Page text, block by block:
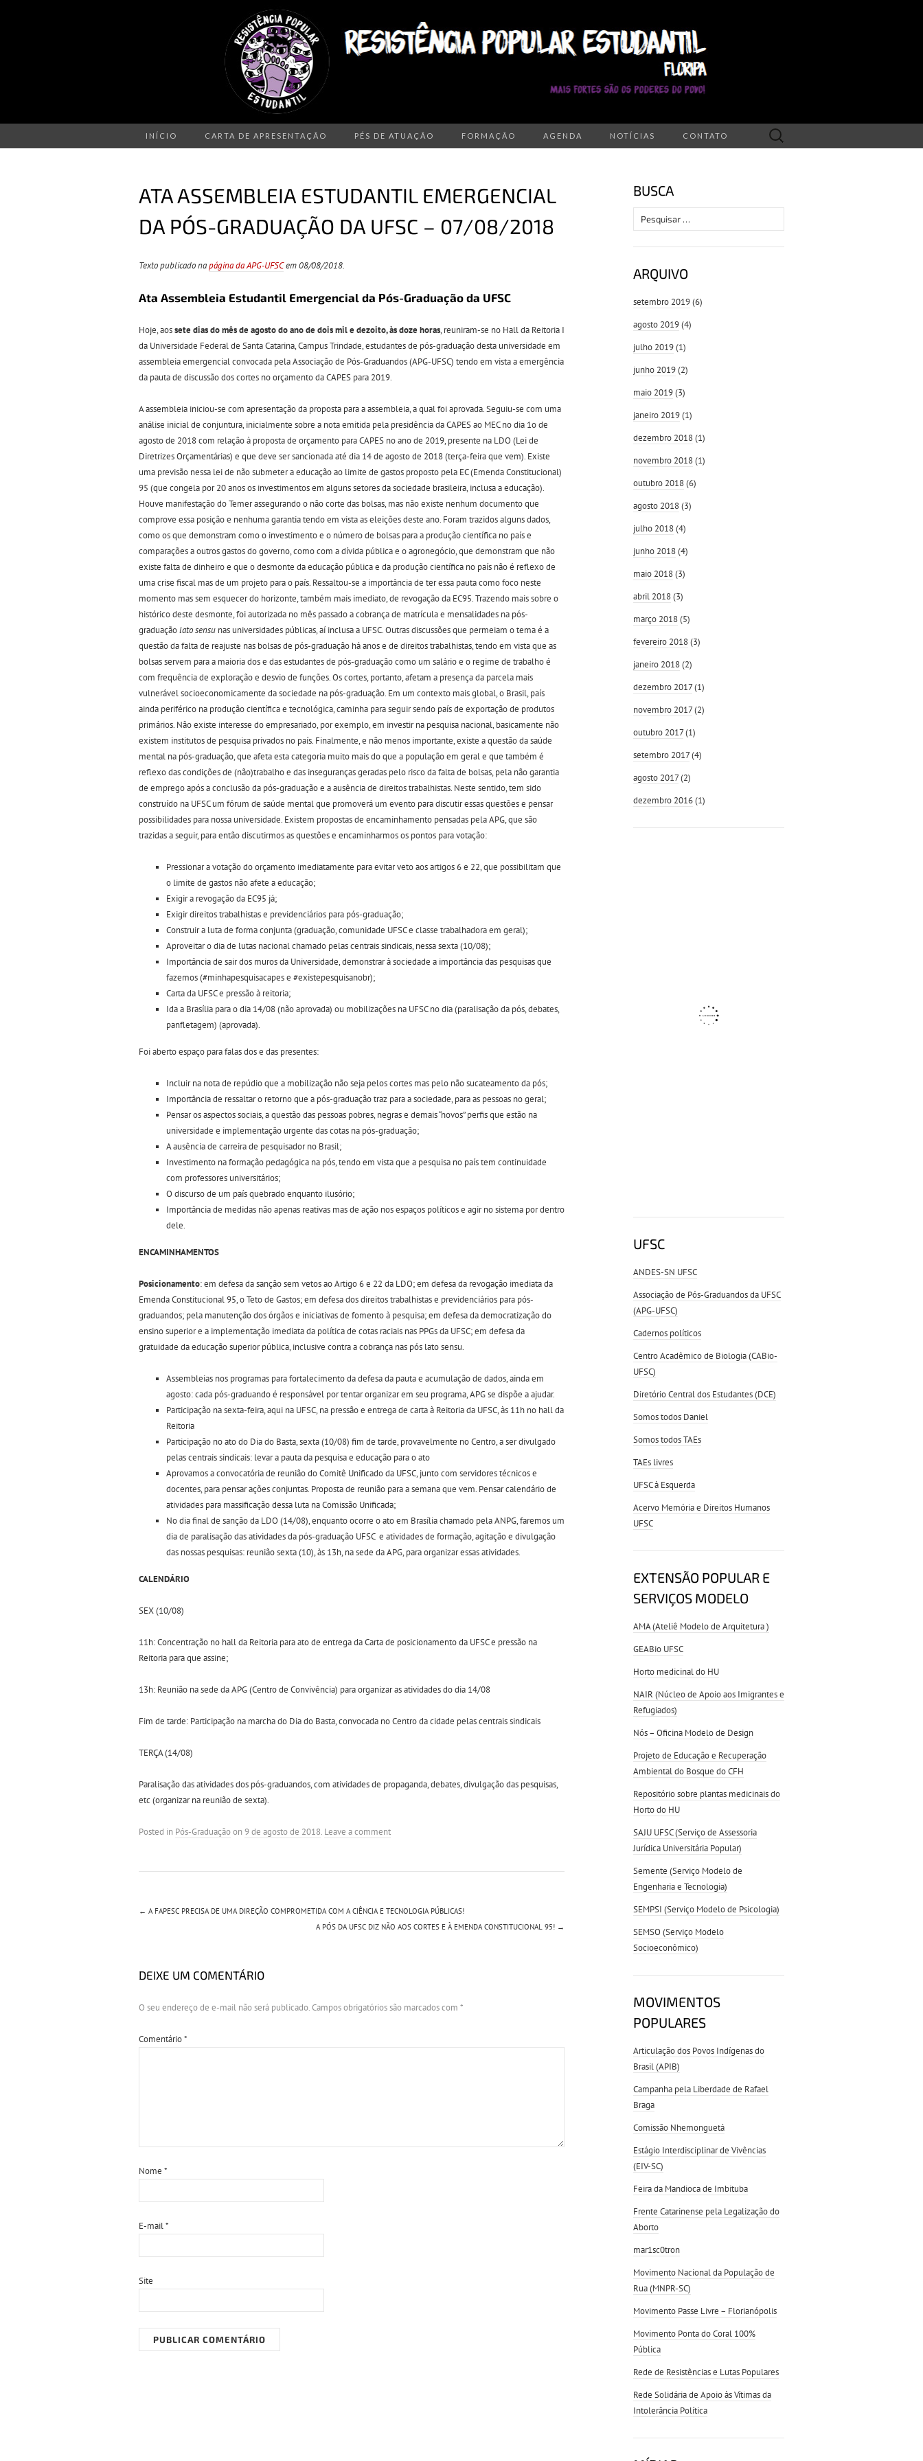
INÍCIO CARTA DE APRESENTAÇÃO PÉS DE ATUAÇÃO FORMAÇÃO AGENDA NOTÍCIAS CONTATO
Pesquisar
por:
ATA ASSEMBLEIA ESTUDANTIL EMERGENCIAL
DA PÓS-GRADUAÇÃO DA UFSC – 07/08/2018
Texto publicado napágina da APG-UFSCem 08/08/2018.
Ata Assembleia Estudantil Emergencial da Pós-Graduação da UFSC
Hoje, aossete dias do mês de agosto do ano de dois mil e dezoito, às doze horas, reuniram-se no Hall da Reitoria I
da Universidade Federal de Santa Catarina, Campus Trindade, estudantes de pós-graduação desta universidade em
assembleia emergencial convocada pela Associação de Pós-Graduandos (APG-UFSC) tendo em vista a emergência
da pauta de discussão dos cortes no orçamento da CAPES para 2019.
A assembleia iniciou-se com apresentação da proposta para a assembleia, a qual foi aprovada. Seguiu-se com uma
análise inicial de conjuntura, inicialmente sobre a nota emitida pela presidência da CAPES ao MEC no dia 1o de
agosto de 2018 com relação à proposta de orçamento para CAPES no ano de 2019, presente na LDO (Lei de
Diretrizes Orçamentárias) e que deve ser sancionada até dia 14 de agosto de 2018 (terça-feira que vem). Existe
uma previsão nessa lei de não submeter a educação ao limite de gastos proposto pela EC (Emenda Constitucional)
95 (que congela por 20 anos os investimentos em alguns setores da sociedade brasileira, inclusa a educação).
Houve manifestação do Temer assegurando o não corte das bolsas, mas não existe nenhum documento que
comprove essa posição e nenhuma garantia tendo em vista as eleições deste ano. Foram trazidos alguns dados,
como os que demonstram como o investimento e o número de bolsas para a produção científica no país e
comparações a outros gastos do governo, como com a dívida pública e o agronegócio, que demonstram que não
existe falta de dinheiro e que o desmonte da educação pública e da produção científica no país não é reflexo de
uma crise fiscal mas de um projeto para o país. Ressaltou-se a importância de ter essa pauta como foco neste
momento mas sem esquecer do horizonte, também mais imediato, de revogação da EC95. Trazendo mais sobre o
histórico deste desmonte, foi autorizada no mês passado a cobrança de matrícula e mensalidades na pós-
graduaçãolato sensu nas universidades públicas, aí inclusa a UFSC. Outras discussões que permeiam o tema é a
questão da falta de reajuste nas bolsas de pós-graduação há anos e de direitos trabalhistas, tendo em vista que as
bolsas servem para a maioria dos e das estudantes de pós-graduação como um salário e o regime de trabalho é
com frequência de exploração e desvio de funções. Os cortes, portanto, afetam a presença da parcela mais
vulnerável socioeconomicamente da sociedade na pós-graduação. Em um contexto mais global, o Brasil, país
ainda periférico na produção científica e tecnológica, caminha para seguir sendo país de exportação de produtos
primários. Não existe interesse do empresariado, por exemplo, em investir na pesquisa nacional, basicamente não
existem institutos de pesquisa privados no país. Finalmente, e não menos importante, existe a questão da saúde
mental na pós-graduação, que afeta esta categoria muito mais do que a população em geral e que também é
reflexo das condições de (não)trabalho e das inseguranças geradas pelo risco da falta de bolsas, pela não garantia
de emprego após a conclusão da pós-graduação e a ausência de direitos trabalhistas. Neste sentido, tem sido
construído na UFSC um fórum de saúde mental que promoverá um evento para discutir essas questões e pensar
possibilidades para nossa universidade. Existem propostas de encaminhamento pensadas pela APG, que são
trazidas a seguir, para então discutirmos as questões e encaminharmos os pontos para votação:
Pressionar a votação do orçamento imediatamente para evitar veto aos artigos 6 e 22, que possibilitam que
o limite de gastos não afete a educação;
Exigir a revogação da EC95 já;
Exigir direitos trabalhistas e previdenciários para pós-graduação;
Construir a luta de forma conjunta (graduação, comunidade UFSC e classe trabalhadora em geral);
Aproveitar o dia de lutas nacional chamado pelas centrais sindicais, nessa sexta (10/08);
Importância de sair dos muros da Universidade, demonstrar à sociedade a importância das pesquisas que
fazemos (#minhapesquisacapes e #existepesquisanobr);
Carta da UFSC e pressão à reitoria;
Ida a Brasília para o dia 14/08 (não aprovada) ou mobilizações na UFSC no dia (paralisação da pós, debates,
panfletagem) (aprovada).
Foi aberto espaço para falas dos e das presentes:
Incluir na nota de repúdio que a mobilização não seja pelos cortes mas pelo não sucateamento da pós;
Importância de ressaltar o retorno que a pós-graduação traz para a sociedade, para as pessoas no geral;
Pensar os aspectos sociais, a questão das pessoas pobres, negras e demais “novos” perfis que estão na
universidade e implementação urgente das cotas na pós-graduação;
A ausência de carreira de pesquisador no Brasil;
Investimento na formação pedagógica na pós, tendo em vista que a pesquisa no país tem continuidade
com professores universitários;
O discurso de um país quebrado enquanto ilusório;
Importância de medidas não apenas reativas mas de ação nos espaços políticos e agir no sistema por dentro
dele.
ENCAMINHAMENTOS
Posicionamento: em defesa da sanção sem vetos ao Artigo 6 e 22 da LDO; em defesa da revogação imediata da
Emenda Constitucional 95, o Teto de Gastos; em defesa dos direitos trabalhistas e previdenciários para pós-
graduandos; pela manutenção dos órgãos e iniciativas de fomento à pesquisa; em defesa da democratização do
ensino superior e a implementação imediata da política de cotas raciais nas PPGs da UFSC; em defesa da
gratuidade da educação superior pública, inclusive contra a cobrança nas pós lato sensu.
Assembleias nos programas para fortalecimento da defesa da pauta e acumulação de dados, ainda em
agosto: cada pós-graduando é responsável por tentar organizar em seu programa, APG se dispõe a ajudar.
Participação na sexta-feira, aqui na UFSC, na pressão e entrega de carta à Reitoria da UFSC, às 11h no hall da
Reitoria
Participação no ato do Dia do Basta, sexta (10/08) fim de tarde, provavelmente no Centro, a ser divulgado
pelas centrais sindicais: levar a pauta da pesquisa e educação para o ato
Aprovamos a convocatória de reunião do Comitê Unificado da UFSC, junto com servidores técnicos e
docentes, para pensar ações conjuntas. Proposta de reunião para a semana que vem. Pensar calendário de
atividades para massificação dessa luta na Comissão Unificada;
No dia final de sanção da LDO (14/08), enquanto ocorre o ato em Brasília chamado pela ANPG, faremos um
dia de paralisação das atividades da pós-graduação UFSC e atividades de formação, agitação e divulgação
das nossas pesquisas: reunião sexta (10), às 13h, na sede da APG, para organizar essas atividades.
CALENDÁRIO
SEX (10/08)
11h: Concentração no hall da Reitoria para ato de entrega da Carta de posicionamento da UFSC e pressão na
Reitoria para que assine;
13h: Reunião na sede da APG (Centro de Convivência) para organizar as atividades do dia 14/08
Fim de tarde: Participação na marcha do Dia do Basta, convocada no Centro da cidade pelas centrais sindicais
TERÇA (14/08)
Paralisação das atividades dos pós-graduandos, com atividades de propaganda, debates, divulgação das pesquisas,
etc (organizar na reunião de sexta).
Posted in Pós-Graduaçãoon9 de agosto de 2018. Leave a comment
← A FAPESC PRECISA DE UMA DIREÇÃO COMPROMETIDA COM A CIÊNCIA E TECNOLOGIA PÚBLICAS!
A PÓS DA UFSC DIZ NÃO AOS CORTES E À EMENDA CONSTITUCIONAL 95! →
DEIXE UM COMENTÁRIO
O seu endereço de e-mail não será publicado.Campos obrigatórios são marcados com *
Comentário*
Nome *
E-mail*
Site
BUSCA
Pesquisar
por:
ARQUIVO
setembro 2019(6)
agosto 2019(4)
julho 2019(1)
junho 2019(2)
maio 2019(3)
janeiro 2019(1)
dezembro 2018(1)
novembro 2018(1)
outubro 2018(6)
agosto 2018(3)
julho 2018(4)
junho 2018(4)
maio 2018(3)
abril 2018(3)
março 2018(5)
fevereiro 2018(3)
janeiro 2018(2)
dezembro 2017(1)
novembro 2017(2)
outubro 2017(1)
setembro 2017(4)
agosto 2017(2)
dezembro 2016(1)
UFSC
ANDES-SN UFSC
Associação de Pós-Graduandos da UFSC
(APG-UFSC)
Cadernos políticos
Centro Acadêmico de Biologia (CABio-
UFSC)
Diretório Central dos Estudantes (DCE)
Somos todos Daniel
Somos todos TAEs
TAEs livres
UFSC à Esquerda
Acervo Memória e Direitos Humanos
UFSC
EXTENSÃO POPULAR E
SERVIÇOS MODELO
AMA (Ateliê Modelo de Arquitetura )
GEABio UFSC
Horto medicinal do HU
NAIR (Núcleo de Apoio aos Imigrantes e
Refugiados)
Nós – Oficina Modelo de Design
Projeto de Educação e Recuperação
Ambiental do Bosque do CFH
Repositório sobre plantas medicinais do
Horto do HU
SAJU UFSC (Serviço de Assessoria
Jurídica Universitária Popular)
Semente (Serviço Modelo de
Engenharia e Tecnologia)
SEMPSI (Serviço Modelo de Psicologia)
SEMSO (Serviço Modelo
Socioeconômico)
MOVIMENTOS
POPULARES
Articulação dos Povos Indígenas do
Brasil (APIB)
Campanha pela Liberdade de Rafael
Braga
Comissão Nhemonguetá
Estágio Interdisciplinar de Vivências
(EIV-SC)
Feira da Mandioca de Imbituba
Frente Catarinense pela Legalização do
Aborto
mar1sc0tron
Movimento Nacional da População de
Rua (MNPR-SC)
Movimento Passe Livre – Florianópolis
Movimento Ponta do Coral 100%
Pública
Rede de Resistências e Lutas Populares
Rede Solidária de Apoio às Vítimas da
Intolerância Política